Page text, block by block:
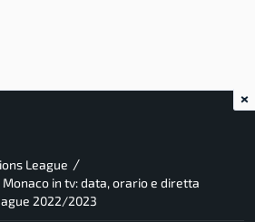
League /
in tv: data, orario e diretta
2022/2023
×